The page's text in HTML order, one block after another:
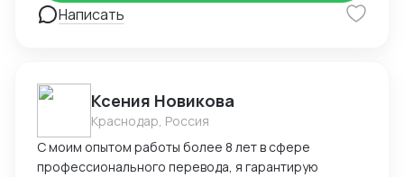
работа с ЖД, Авто, Морским транспортом,
оперативное решение сопутствующих задач.
Написать
Ксения Новикова
Краснодар, Россия
С моим опытом работы более 8 лет в сфере
профессионального перевода, я гарантирую